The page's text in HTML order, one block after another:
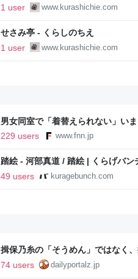
1 user
www.kurashichie.com
せさみ亭 - くらしのちえ
1 user
www.kurashichie.com
男女同室で「着替えられない」い
「標準化されていない」 令和8年
229 users www.fnn.jp
踏絵 - 河部真道 / 踏絵 | くらげバン
49 users
kuragebunch.com
揖保乃糸の「そうめん」ではなく
74 users
dailyportalz.jp